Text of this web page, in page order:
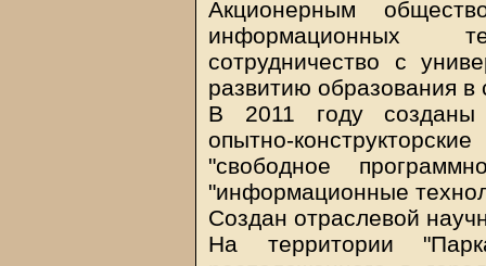
Акционерным
информационных
сотрудничество с
развитию образования
В 2011 году созданы
опытно-
"свободное
"информационные
Создан отраслевой
На территории